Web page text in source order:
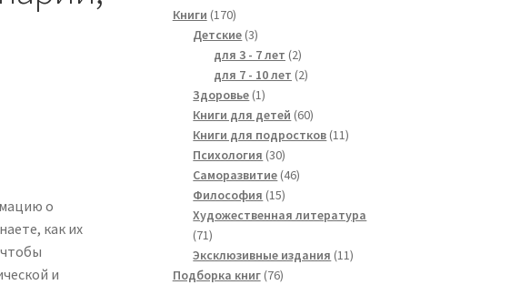
о
как их
и
Книги 170170
products
Детские 33
products
для 3 - 7 лет 22
products
для 7 - 10 лет 22
Здоровье 11
product
Книги для детей 6060
products
Книги для подростков 1111
Психология 3030
products
Саморазвитие 4646
Философия 1515
products
Художественная литература
7171
products
Эксклюзивные издания 1111
Подборка книг 7676